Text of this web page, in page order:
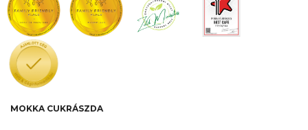
MOKKA CUKRÁSZDA